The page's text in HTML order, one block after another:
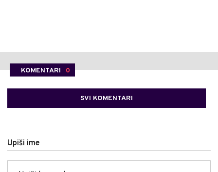
KOMENTARI 0
SVI KOMENTARI
Upiši ime